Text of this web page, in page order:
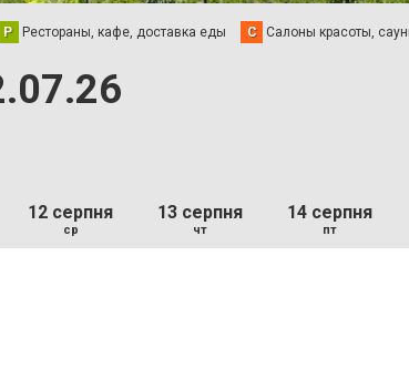
Р Рестораны, кафе, доставка еды С Салоны красоты,
12 серпня
ср
13 серпня
чт
14 серпня
пт